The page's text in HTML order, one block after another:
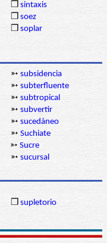
❒ sintaxis
❒ soez
❒ soplar
➳ subsidencia
➳ subterfluente
➳ subtropical
➳ subvertir
➳ sucedáneo
➳ Suchiate
➳ Sucre
➳ sucursal
❒ supletorio